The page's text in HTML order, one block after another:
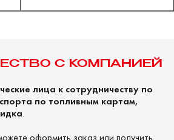
С КОМПАНИЕЙ
лица к сотрудничеству по
по топливным картам,
.
оформить заказ или получить